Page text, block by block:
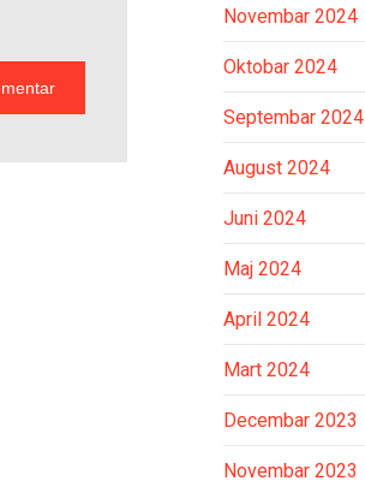
Novembar 2024
Oktobar 2024
Septembar 2024
August 2024
Juni 2024
Maj 2024
April 2024
Mart 2024
Decembar 2023
Novembar 2023